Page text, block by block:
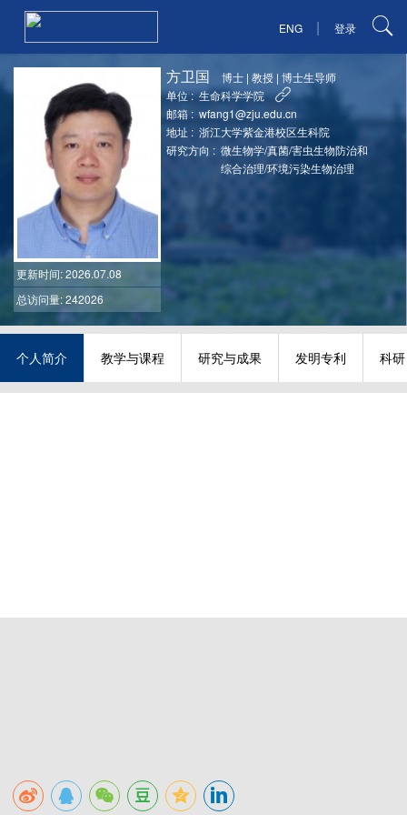
ENG | 登录
更新时间: 2026.07.08
总访问量: 242026
方卫国 博士 |教授 |博士生导师
单位 : 生命科学学院
邮箱 : wfang1@zju.edu.cn
地址 : 浙江大学紫金港校区生科院
研究方向 : 微生物学/真菌/害虫生物防治和
综合治理/环境污染生物治理
个人简介 教学与课程 研究与成果 发明专利 科研